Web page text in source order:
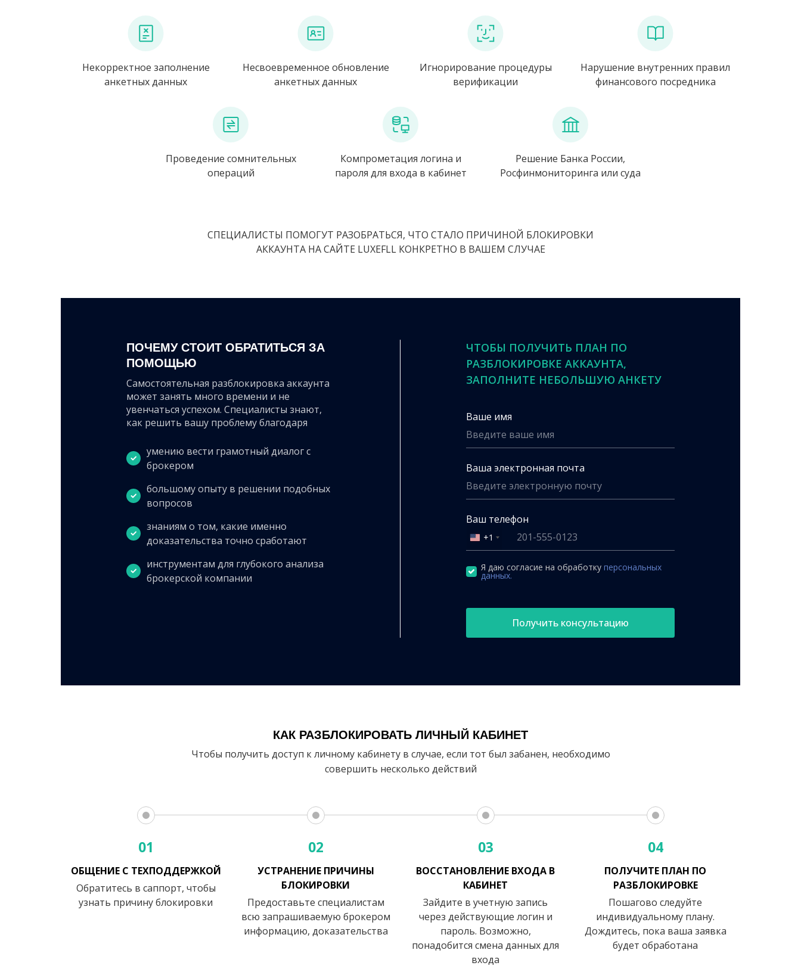
Некорректное заполнение
анкетных данных
Несвоевременное обновление
анкетных данных
Игнорирование процедуры
верификации
Нарушение внутренних правил
финансового посредника
Проведение сомнительных
операций
Компрометация логина и
пароля для входа в кабинет
Решение Банка России,
Росфинмониторинга или суда
СПЕЦИАЛИСТЫ ПОМОГУТ РАЗОБРАТЬСЯ, ЧТО СТАЛО ПРИЧИНОЙ БЛОКИРОВКИ
АККАУНТА НА САЙТЕ LUXEFLL КОНКРЕТНО В ВАШЕМ СЛУЧАЕ
ПОЧЕМУ СТОИТ ОБРАТИТЬСЯ ЗА
ПОМОЩЬЮ
Самостоятельная разблокировка аккаунта
может занять много времени и не
увенчаться успехом. Специалисты знают,
как решить вашу проблему благодаря
умению вести грамотный диалог с
брокером
большому опыту в решении подобных
вопросов
знаниям о том, какие именно
доказательства точно сработают
инструментам для глубокого анализа
брокерской компании
ЧТОБЫ ПОЛУЧИТЬ ПЛАН ПО
РАЗБЛОКИРОВКЕ АККАУНТА,
ЗАПОЛНИТЕ НЕБОЛЬШУЮ АНКЕТУ
Ваше имя
Ваша электронная почта
Ваш телефон
United
States
+1
+1
Я даю согласие на обработку персональных
данных.
Получить консультацию
КАК РАЗБЛОКИРОВАТЬ ЛИЧНЫЙ КАБИНЕТ
Чтобы получить доступ к личному кабинету в случае, если тот был забанен, необходимо
совершить несколько действий
01
ОБЩЕНИЕ С ТЕХПОДДЕРЖКОЙ
Обратитесь в саппорт, чтобы
узнать причину блокировки
02
УСТРАНЕНИЕ ПРИЧИНЫ
БЛОКИРОВКИ
Предоставьте специалистам
всю запрашиваемую брокером
информацию, доказательства
03
ВОССТАНОВЛЕНИЕ ВХОДА В
КАБИНЕТ
Зайдите в учетную запись
через действующие логин и
пароль. Возможно,
понадобится смена данных для
входа
04
ПОЛУЧИТЕ ПЛАН ПО
РАЗБЛОКИРОВКЕ
Пошагово следуйте
индивидуальному плану.
Дождитесь, пока ваша заявка
будет обработана